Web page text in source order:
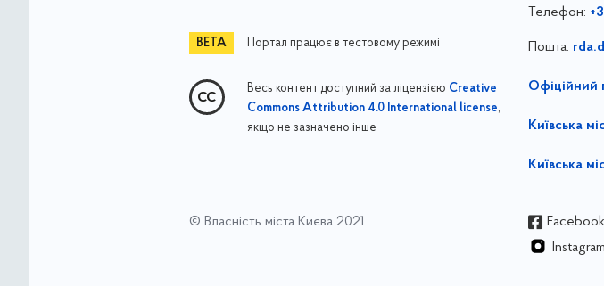
Портал працює в тестовому режимі
Весь контент доступний за ліцензією Creative
Commons Attribution 4.0 International license,
якщо не зазначено інше
Телефон:
Пошта:
Офіційний
Київська
Київська
© Власність міста Києва 2021 Facebook
Instagram